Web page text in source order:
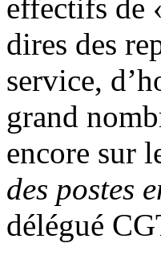
effectifs de
dires des
service,
grand
encore sur
des postes
délégué